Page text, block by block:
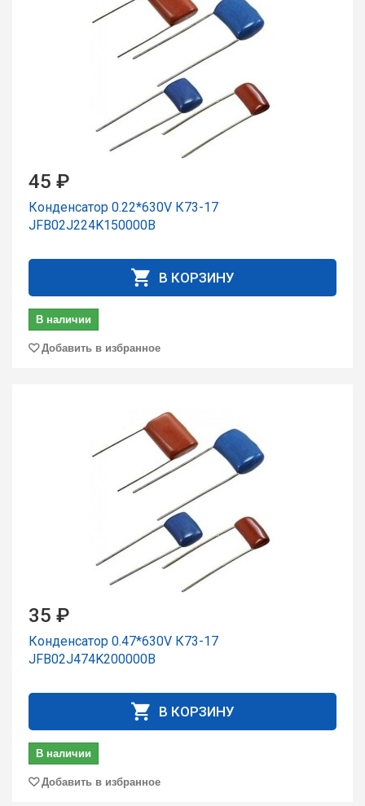
45 ₽
Конденсатор 0.22*630V К73-17
JFB02J224K150000B
В КОРЗИНУ
В наличии
Добавить в избранное
35 ₽
Конденсатор 0.47*630V К73-17
JFB02J474K200000B
В КОРЗИНУ
В наличии
Добавить в избранное